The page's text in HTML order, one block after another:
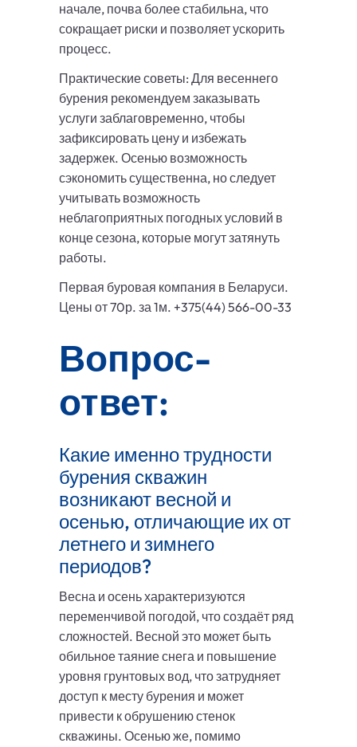
начале, почва более стабильна, что
сокращает риски и позволяет ускорить
процесс.
Практические советы: Для весеннего
бурения рекомендуем заказывать
услуги заблаговременно, чтобы
зафиксировать цену и избежать
задержек. Осенью возможность
сэкономить существенна, но следует
учитывать возможность
неблагоприятных погодных условий в
конце сезона, которые могут затянуть
работы.
Первая буровая компания в Беларуси.
Цены от 70р. за 1м. +375(44) 566-00-33
Вопрос-
ответ:
Какие именно трудности
бурения скважин
возникают весной и
осенью, отличающие их от
летнего и зимнего
периодов?
Весна и осень характеризуются
переменчивой погодой, что создаёт ряд
сложностей. Весной это может быть
обильное таяние снега и повышение
уровня грунтовых вод, что затрудняет
доступ к месту бурения и может
привести к обрушению стенок
скважины. Осенью же, помимо